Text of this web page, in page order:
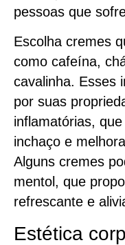
pessoas que
Escolha cremes
como cafeína,
cavalinha. Esses
por suas
inflamatórias,
inchaço e
Alguns cremes
mentol, que
refrescante e
Estética